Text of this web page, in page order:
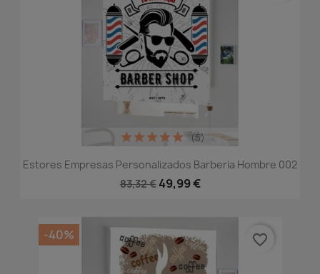
Estores Empresas Personalizados Barberia Hombre 002
83,32 € 49,99 €
(5)
-40% favorite_border